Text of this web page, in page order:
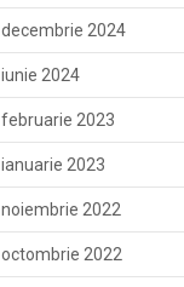
decembrie 2024
iunie 2024
februarie 2023
ianuarie 2023
noiembrie 2022
octombrie 2022